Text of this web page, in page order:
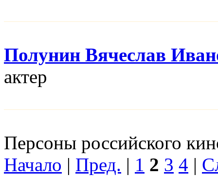
Полунин Вячеслав
актер
Персоны российского
Начало | Пред. | 1 2 3 4 |